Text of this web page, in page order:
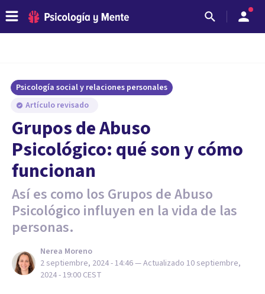
Psicología social y relaciones personales
Artículo revisado
Grupos de Abuso
Psicológico: qué son y cómo
funcionan
Así es como los Grupos de Abuso
Psicológico influyen en la vida de las
personas.
Nerea Moreno
2 septiembre, 2024 - 14:46— Actualizado 10 septiembre,
2024 - 19:00 CEST